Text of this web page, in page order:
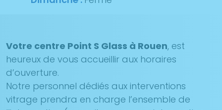
Votre centre Point S Glass à Rouen, est
heureux de vous accueillir aux horaires
d’ouverture.
Notre personnel dédiés aux interventions
vitrage prendra en charge l’ensemble de